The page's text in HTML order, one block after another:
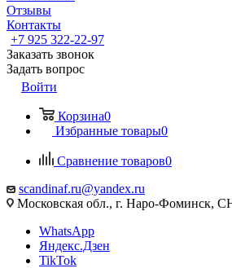
Отзывы
Контакты
+7 925 322-22-97
Заказать звонок
Задать вопрос
Войти
Корзина0
Избранные товары0
Сравнение товаров0
scandinaf.ru@yandex.ru
Московская обл., г. Наро-Фоминск,
WhatsApp
Яндекс.Дзен
TikTok